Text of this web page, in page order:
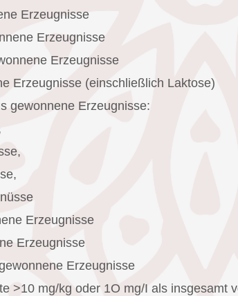
Erzeugnisse
Erzeugnisse
Erzeugnisse
Erzeugnisse (einschließlich Laktose)
gewonnene Erzeugnisse:
Erzeugnisse
Erzeugnisse
Erzeugnisse
>10 mg/kg oder 1O mg/I als insgesamt